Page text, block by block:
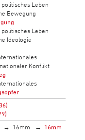
politisches Leben
Bewegung
politisches Leben
Ideologie
Konflikt
16mm
16mm